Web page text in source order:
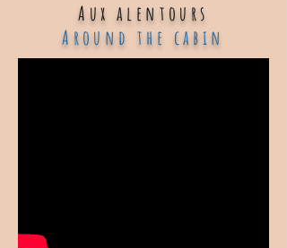
Aux alentours
Around the cabin